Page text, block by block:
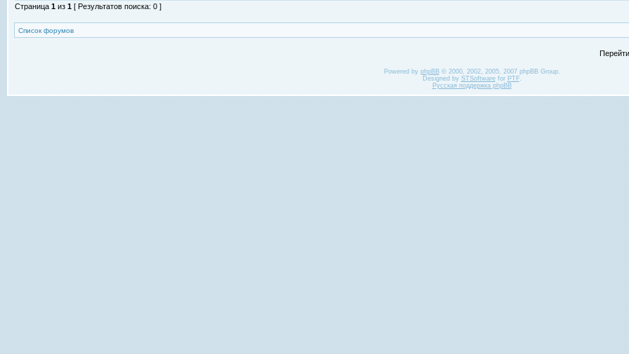
Страница 1 из 1 [ Результатов поиска: 0 ]
Список форумов
Powered by phpBB© 2000, 2002, 2005, 2007 phpBB Group.
Designed by STSoftwarefor PTF.
Русская поддержка phpBB